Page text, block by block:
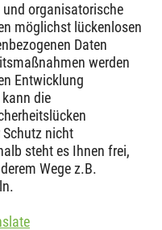
organisatorische
möglichst lückenlosen
Daten
werden
Entwicklung
die
nicht
steht es Ihnen frei,
Wege z.B.